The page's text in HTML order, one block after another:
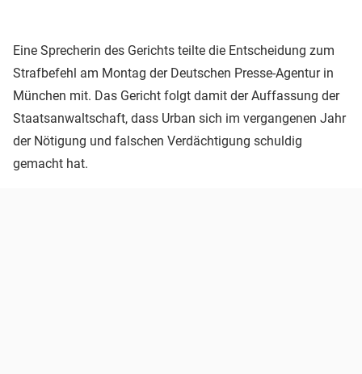
Eine Sprecherin des Gerichts teilte die Entscheidung zum
Strafbefehl am Montag der Deutschen Presse-Agentur in
München mit. Das Gericht folgt damit der Auffassung der
Staatsanwaltschaft, dass Urban sich im vergangenen Jahr
der Nötigung und falschen Verdächtigung schuldig
gemacht hat.